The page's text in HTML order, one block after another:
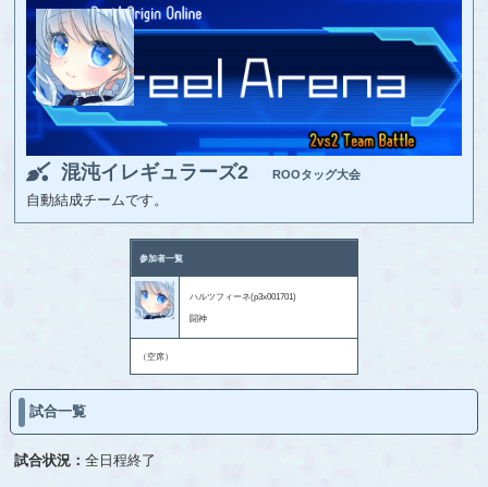
混沌イレギュラーズ2 ROOタッグ大会
自動結成チームです。
参加者一覧
ハルツフィーネ(p3x001701)
闘神
（空席）
試合一覧
試合状況：全日程終了